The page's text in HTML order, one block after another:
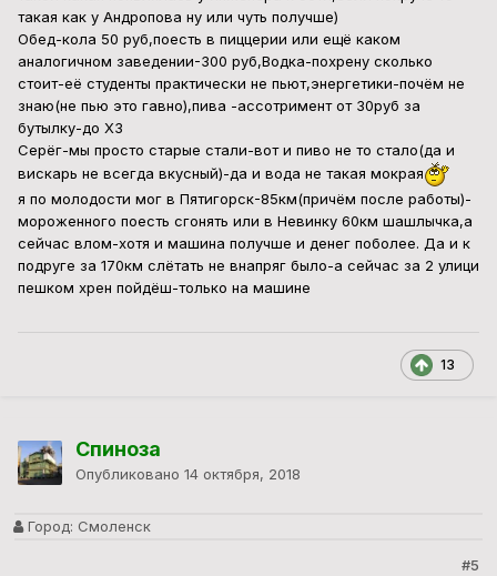
такая как у Андропова ну или чуть получше)
Обед-кола 50 руб,поесть в пиццерии или ещё каком
аналогичном заведении-300 руб,Водка-похрену сколько
стоит-её студенты практически не пьют,энергетики-почём не
знаю(не пью это гавно),пива -ассотримент от 30руб за
бутылку-до ХЗ
Серёг-мы просто старые стали-вот и пиво не то стало(да и
вискарь не всегда вкусный)-да и вода не такая мокрая
я по молодости мог в Пятигорск-85км(причём после работы)-
мороженного поесть сгонять или в Невинку 60км шашлычка,а
сейчас влом-хотя и машина получше и денег поболее. Да и к
подруге за 170км слётать не внапряг было-а сейчас за 2 улици
пешком хрен пойдёш-только на машине
13
Спиноза
Опубликовано 14 октября, 2018
Город: Смоленск
#5